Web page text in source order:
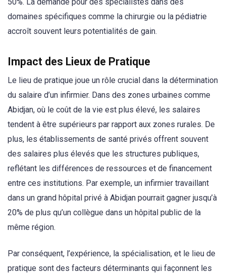
domaines spécifiques comme la chirurgie ou la pédiatrie
accroît souvent leurs potentialités de gain.
Impact des Lieux de Pratique
Le lieu de pratique joue un rôle crucial dans la détermination
du salaire d’un infirmier. Dans des zones urbaines comme
Abidjan, où le coût de la vie est plus élevé, les salaires
tendent à être supérieurs par rapport aux zones rurales. De
plus, les établissements de santé privés offrent souvent
des salaires plus élevés que les structures publiques,
reflétant les différences de ressources et de financement
entre ces institutions. Par exemple, un infirmier travaillant
dans un grand hôpital privé à Abidjan pourrait gagner jusqu’à
20% de plus qu’un collègue dans un hôpital public de la
même région.
Par conséquent, l’expérience, la spécialisation, et le lieu de
pratique sont des facteurs déterminants qui façonnent les